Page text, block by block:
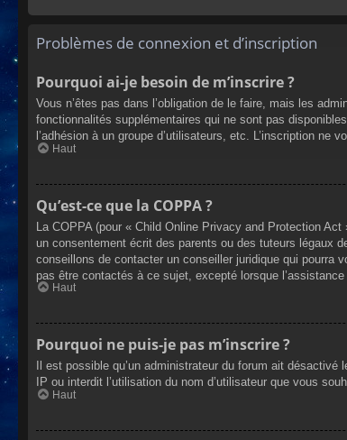
Problèmes de connexion et d’inscription
Pourquoi ai-je besoin de m’inscrire ?
Vous n’êtes pas dans l’obligation de le faire, mais les
fonctionnalités supplémentaires qui ne sont pas
l’adhésion à un groupe d’utilisateurs, etc. L’inscription ne
Haut
Qu’est-ce que la COPPA ?
La COPPA (pour « Child Online Privacy and Protection
un consentement écrit des parents ou des tuteurs légaux
conseillons de contacter un conseiller juridique qui pourra
pas être contactés à ce sujet, excepté lorsque
Haut
Pourquoi ne puis-je pas m’inscrire ?
Il est possible qu’un administrateur du forum ait
IP ou interdit l’utilisation du nom d’utilisateur que vous
Haut